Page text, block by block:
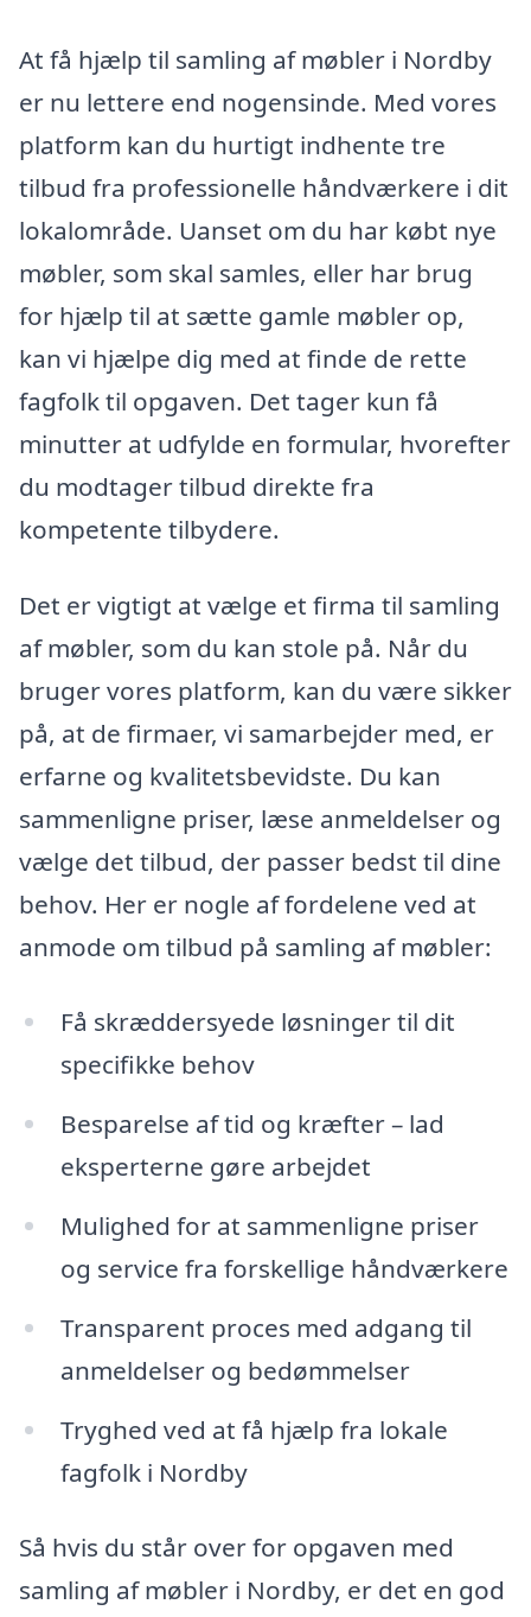
At få hjælp til samling af møbler i Nordby
er nu lettere end nogensinde. Med vores
platform kan du hurtigt indhente tre
tilbud fra professionelle håndværkere i dit
lokalområde. Uanset om du har købt nye
møbler, som skal samles, eller har brug
for hjælp til at sætte gamle møbler op,
kan vi hjælpe dig med at finde de rette
fagfolk til opgaven. Det tager kun få
minutter at udfylde en formular, hvorefter
du modtager tilbud direkte fra
kompetente tilbydere.
Det er vigtigt at vælge et firma til samling
af møbler, som du kan stole på. Når du
bruger vores platform, kan du være sikker
på, at de firmaer, vi samarbejder med, er
erfarne og kvalitetsbevidste. Du kan
sammenligne priser, læse anmeldelser og
vælge det tilbud, der passer bedst til dine
behov. Her er nogle af fordelene ved at
anmode om tilbud på samling af møbler:
Få skræddersyede løsninger til dit
specifikke behov
Besparelse af tid og kræfter – lad
eksperterne gøre arbejdet
Mulighed for at sammenligne priser
og service fra forskellige håndværkere
Transparent proces med adgang til
anmeldelser og bedømmelser
Tryghed ved at få hjælp fra lokale
fagfolk i Nordby
Så hvis du står over for opgaven med
samling af møbler i Nordby, er det en god